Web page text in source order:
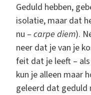
Geduld hebben,
isolatie, maar dat
nu – carpe diem).
neer dat je van je
feit dat je leeft –
kun je alleen maar
geleerd dat